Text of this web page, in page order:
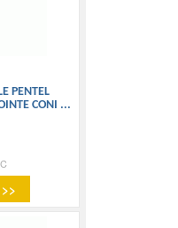
PENTEL
CONI ...